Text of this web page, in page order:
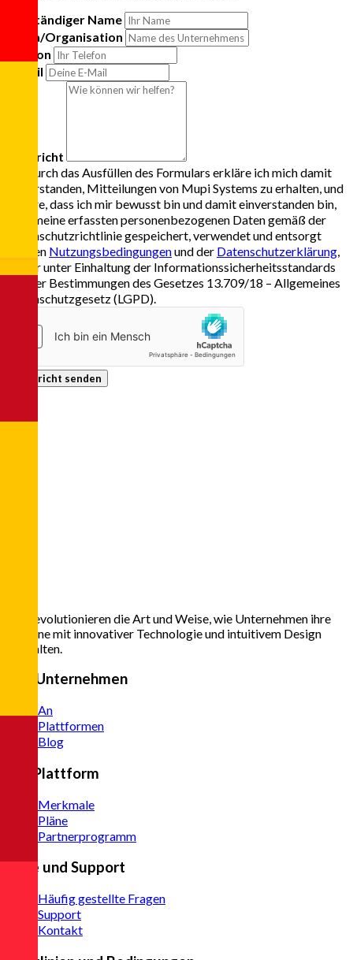
Vollständiger Name
Firma/Organisation
Telefon
E-Mail
Nachricht
Durch das Ausfüllen des Formulars erkläre ich mich damit
einverstanden, Mitteilungen von Mupi Systems zu erhalten, und
erkläre, dass ich mir bewusst bin und damit einverstanden bin,
dass meine erfassten personenbezogenen Daten gemäß der
Datenschutzrichtlinie gespeichert, verwendet und entsorgt
werden Nutzungsbedingungenund der Datenschutzerklärung
immer unter Einhaltung der Informationssicherheitsstandards
und der Bestimmungen des Gesetzes 13.709/18 – Allgemeines
Datenschutzgesetz (LGPD).
Nachricht senden
Wir revolutionieren die Art und Weise, wie Unternehmen ihre
Termine mit innovativer Technologie und intuitivem Design
verwalten.
Das Unternehmen
An
Plattformen
Blog
Zur Plattform
Merkmale
Pläne
Partnerprogramm
Hilfe und Support
Häufig gestellte Fragen
Support
Kontakt